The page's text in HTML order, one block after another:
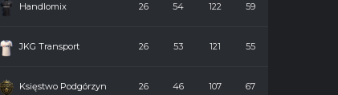
Handlomix 26 54 122 59
JKG Transport 26 53 121 55
Księstwo Podgórzyn 26 46 107 67